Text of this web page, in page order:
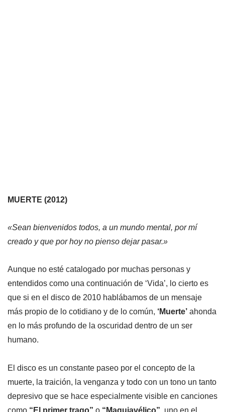
MUERTE (2012)
«Sean bienvenidos todos, a un mundo mental, por mí
creado y que por hoy no pienso dejar pasar.»
Aunque no esté catalogado por muchas personas y
entendidos como una continuación de ‘Vida’, lo cierto es
que si en el disco de 2010 hablábamos de un mensaje
más propio de lo cotidiano y de lo común, ‘Muerte’ ahonda
en lo más profundo de la oscuridad dentro de un ser
humano.
El disco es un constante paseo por el concepto de la
muerte, la traición, la venganza y todo con un tono un tanto
depresivo que se hace especialmente visible en canciones
como “El primer trago” o “Maquiavélico” , uno en el